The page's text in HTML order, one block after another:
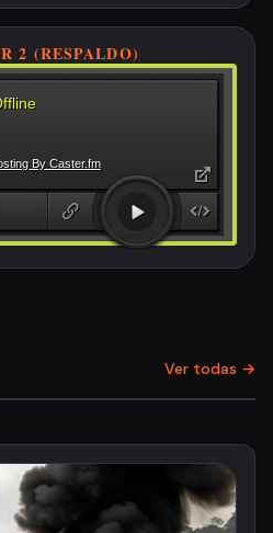
2 (RESPALDO)
Ver todas →